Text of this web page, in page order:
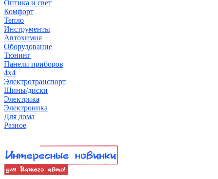
Оптика и свет
Комфорт
Тепло
Инструменты
Автохимия
Оборудование
Тюнинг
Панели приборов
4x4
Электротранспорт
Шины/диски
Электрика
Электроника
Для дома
Разное